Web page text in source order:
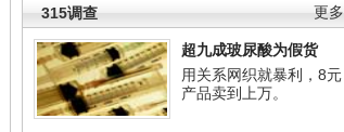
更多
315调查
超九成玻尿酸为假货
用关系网织就暴利，8元
产品卖到上万。